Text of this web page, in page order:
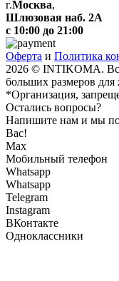
г.Москва,
Шлюзовая наб. 2А
с 10:00 до 21:00
Оферта и Политика
2026 © INTIKOMA.
больших размеров
*Организация,
Остались вопросы?
Напишите нам и мы
Вас!
Max
Мобильный телефон
Whatsapp
Whatsapp
Telegram
Instagram
ВКонтакте
Одноклассники